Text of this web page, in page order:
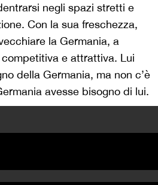
negli spazi stretti e
Con la sua freschezza,
la Germania, a
e attrattiva. Lui
della Germania, ma non c’è
avesse bisogno di lui.